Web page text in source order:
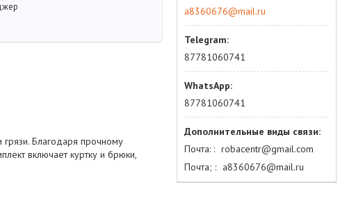
Благодаря прочному
включает куртку и брюки,
a8360676@mail.ru
87781060741
87781060741
Почта:
robacentr@gmail.com
Почта;
а8360676@mail.ru